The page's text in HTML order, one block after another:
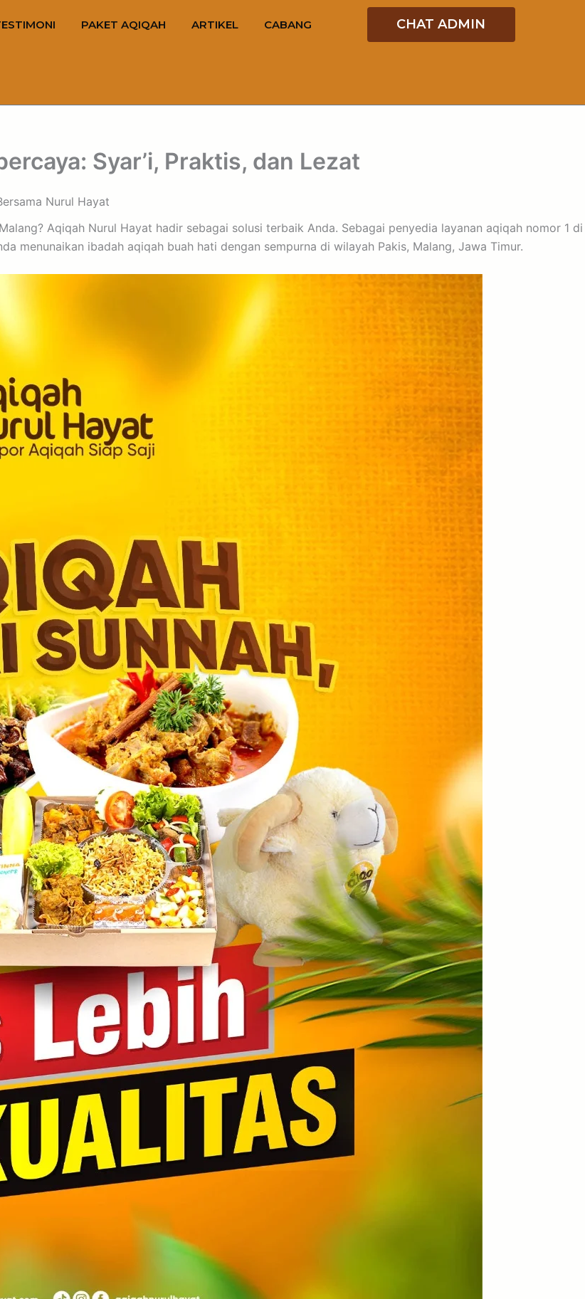
PAKET AQIQAH ARTIKEL CABANG CHAT ADMIN
Syar’i, Praktis, dan Lezat
Nurul Hayat
Aqiqah Nurul Hayat hadir sebagai solusi terbaik Anda. Sebagai penyedia layanan aqiqah nomor 1 di
menunaikan ibadah aqiqah buah hati dengan sempurna di wilayah Pakis, Malang, Jawa Timur.